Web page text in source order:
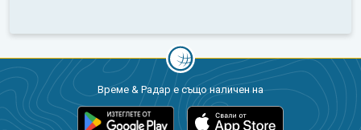
Време & Радар е също наличен на